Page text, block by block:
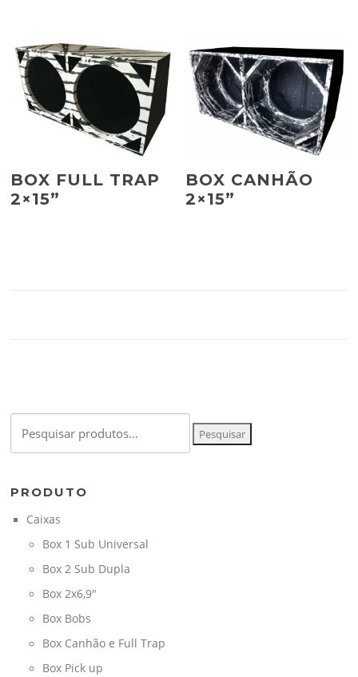
BOX FULL TRAP
2×15”
BOX CANHÃO
2×15”
por:
Pesquisar
PRODUTO
Caixas
Box 1 Sub Universal
Box 2 Sub Dupla
Box 2x6,9"
Box Bobs
Box Canhão e Full Trap
Box Pick up